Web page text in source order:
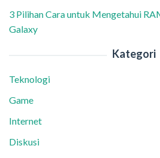
3 Pilihan Cara untuk Mengetahui
Galaxy
Kategori
Teknologi
Game
Internet
Diskusi